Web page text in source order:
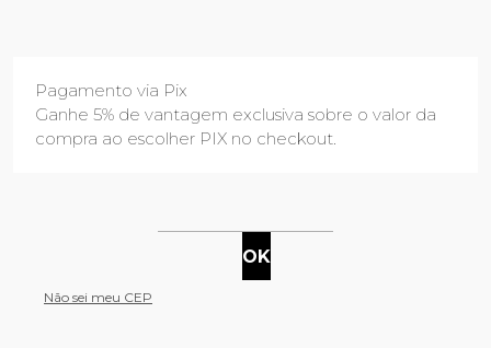
Pagamento via Pix
Ganhe 5% de vantagem exclusiva sobre o valor da
compra ao escolher PIX no checkout.
Não sei meu CEP